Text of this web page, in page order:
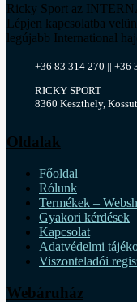
Ricky Sport az
Lépjen kapcsolatba
legújabb International
+36 83 314 270 || +36
RICKY SPORT
8360 Keszthely,
Oldalak
Főoldal
Rólunk
Termékek –
Gyakori kérdések
Kapcsolat
Adatvédelmi
Viszonteladói
Webáruház